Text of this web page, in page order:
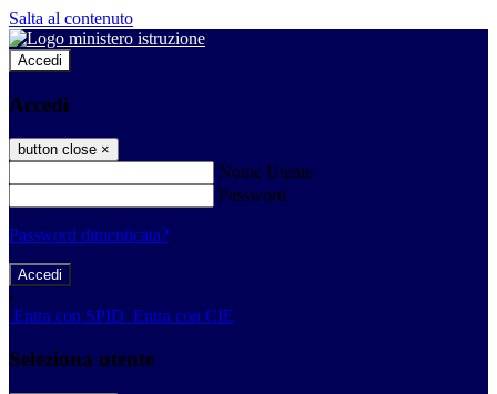
Salta al contenuto
Accedi
Accedi
button close ×
Nome Utente
Password
Password dimenticata?
-
Entra con SPID Entra con CIE
Seleziona utente